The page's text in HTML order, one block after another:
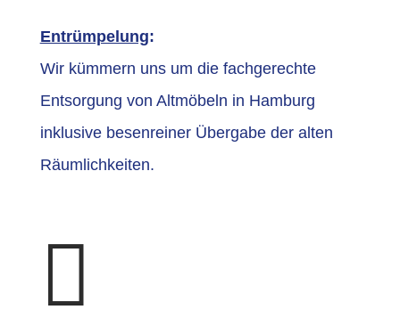
Entrümpelung:
Wir kümmern uns um die fachgerechte
Entsorgung von Altmöbeln in Hamburg
inklusive besenreiner Übergabe der alten
Räumlichkeiten.
